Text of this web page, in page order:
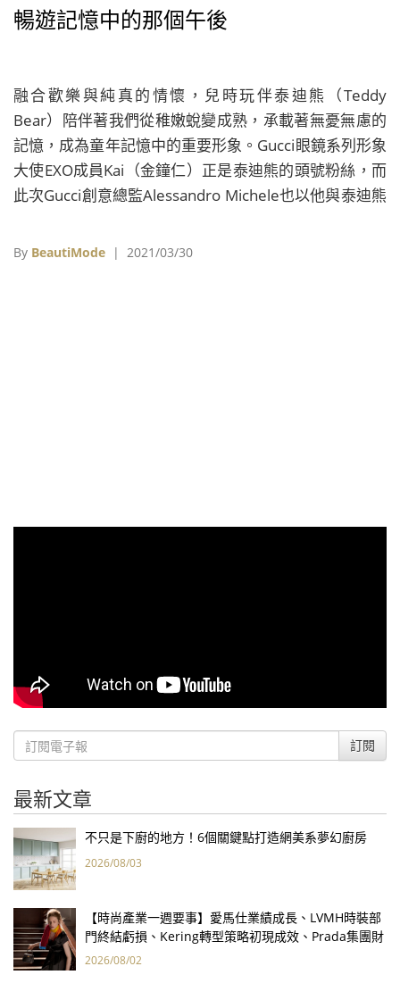
暢遊記憶中的那個午後
融合歡樂與純真的情懷，兒時玩伴泰迪熊（Teddy
Bear）陪伴著我們從稚嫩蛻變成熟，承載著無憂無慮的
記憶，成為童年記憶中的重要形象。Gucci眼鏡系列形象
大使EXO成員Kai（金鐘仁）正是泰迪熊的頭號粉絲，而
此次Gucci創意總監Alessandro Michele也以他與泰迪熊
那些親密無間的童趣歲月。
By BeautiMode | 2021/03/30
訂閱
最新文章
不只是下廚的地方！6個關鍵點打造網美系夢幻廚房
2026/08/03
【時尚產業一週要事】愛馬仕業績成長、LVMH時裝部
門終結虧損、Kering轉型策略初現成效、Prada集團財
報亮眼
2026/08/02